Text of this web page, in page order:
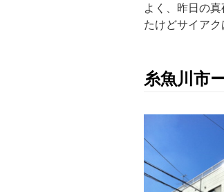
よく、昨日の
たけどサイア
糸魚川市